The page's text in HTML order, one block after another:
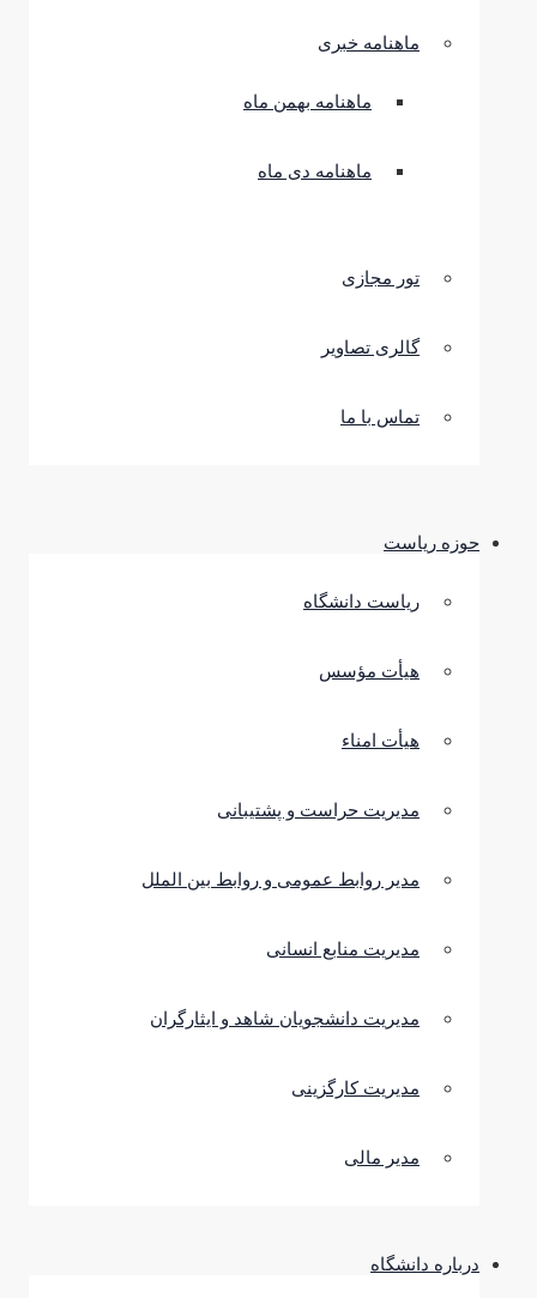
ماهنامه خبری
ماهنامه بهمن ماه
ماهنامه دی ماه
تور مجازی
گالری تصاویر
تماس با ما
حوزه ریاست
ریاست دانشگاه
هیأت مؤسس
هیأت امناء
مدیریت حراست و پشتیبانی
مدیر روابط عمومی و روابط بین الملل
مدیریت منابع انسانی
مدیریت دانشجویان شاهد و ایثارگران
مدیریت کارگزینی
مدیر مالی
درباره دانشگاه